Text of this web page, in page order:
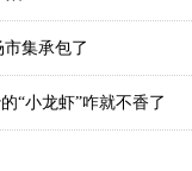
集承包了
“小龙虾”咋就不香了